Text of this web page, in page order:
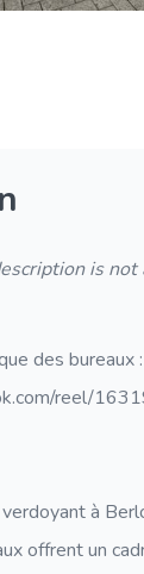
is not
des bureaux :
reel/
à
offrent un